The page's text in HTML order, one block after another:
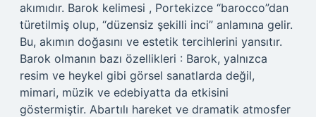
akımıdır. Barok kelimesi , Portekizce “barocco”dan
türetilmiş olup, “düzensiz şekilli inci” anlamına gelir.
Bu, akımın doğasını ve estetik tercihlerini yansıtır.
Barok olmanın bazı özellikleri : Barok, yalnızca
resim ve heykel gibi görsel sanatlarda değil,
mimari, müzik ve edebiyatta da etkisini
göstermiştir. Abartılı hareket ve dramatik atmosfer